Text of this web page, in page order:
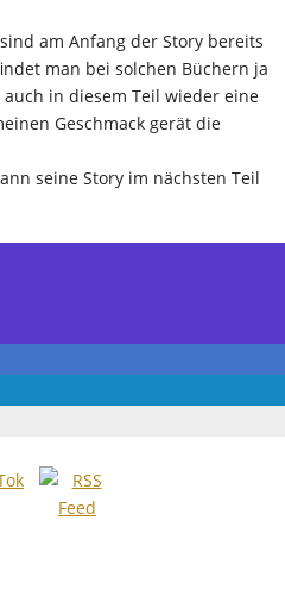
am Anfang der Story bereits
man bei solchen Büchern ja
in diesem Teil wieder eine
Geschmack gerät die
seine Story im nächsten Teil